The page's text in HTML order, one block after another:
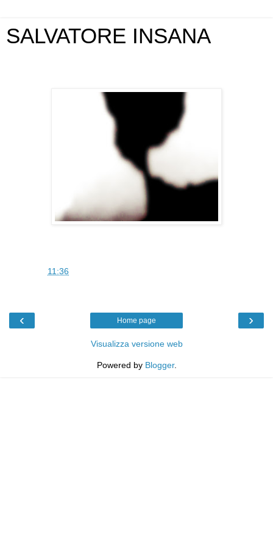
SALVATORE INSANA
11:36
‹ ›
Home page
Visualizza versione web
Powered by Blogger.